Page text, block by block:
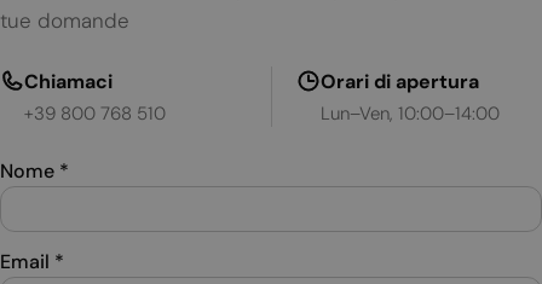
tue domande
Chiamaci
+39 800 768 510
Orari di apertura
Lun–Ven, 10:00–14:00
Nome *
Email *